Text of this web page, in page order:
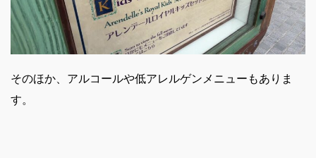
そのほか、アルコールや低アレルゲンメニューもありま
す。